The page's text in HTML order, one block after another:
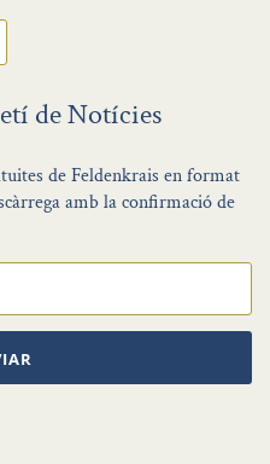
de Notícies
de Feldenkrais en format
amb la confirmació de